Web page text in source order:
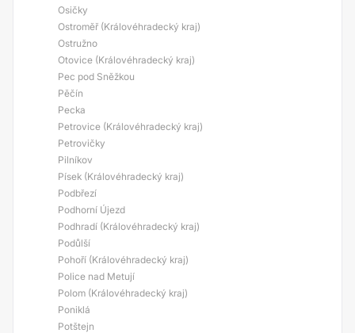
Osičky
Ostroměř (Královéhradecký kraj)
Ostružno
Otovice (Královéhradecký kraj)
Pec pod Sněžkou
Pěčín
Pecka
Petrovice (Královéhradecký kraj)
Petrovičky
Pilníkov
Písek (Královéhradecký kraj)
Podbřezí
Podhorní Újezd
Podhradí (Královéhradecký kraj)
Podůlší
Pohoří (Královéhradecký kraj)
Police nad Metují
Polom (Královéhradecký kraj)
Poniklá
Potštejn